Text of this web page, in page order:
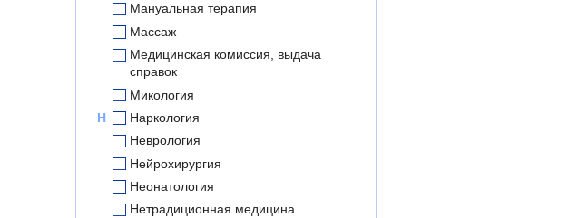
Мануальная терапия
Массаж
Медицинская комиссия, выдача
справок
Микология
Н
Наркология
Неврология
Нейрохирургия
Неонатология
Нетрадиционная медицина